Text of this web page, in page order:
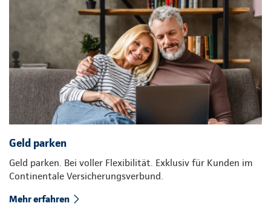
Geld parken
Geld parken. Bei voller Flexibilität. Exklusiv für Kunden im
Continentale Versicherungsverbund.
Mehr erfahren